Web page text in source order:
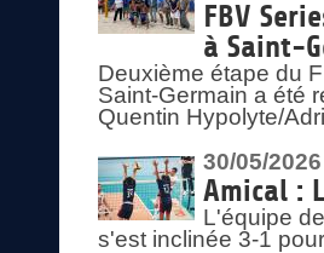
FBV
à Saint-
Deuxième étape du
Saint-Germain a été
Quentin Hypolyte/
30/05/2026
Amical :
L'équipe
s'est inclinée 3-1